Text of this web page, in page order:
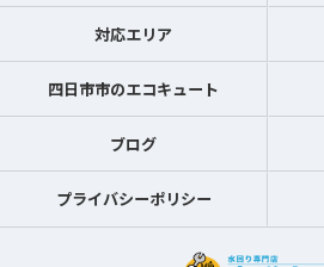
対応エリア
四日市市のエコキュート
ブログ
プライバシーポリシー